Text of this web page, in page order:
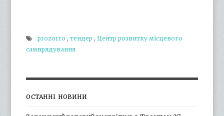
prozorro ,тендер ,Центр розвитку місцевого
самврядування
ОСТАННІ НОВИНИ